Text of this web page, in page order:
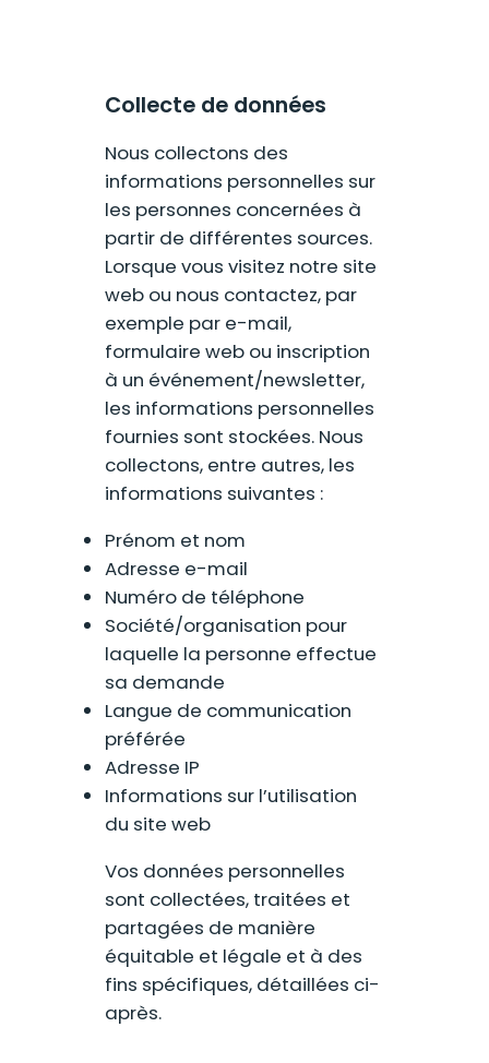
Collecte de données
Nous collectons des
informations personnelles sur
les personnes concernées à
partir de différentes sources.
Lorsque vous visitez notre site
web ou nous contactez, par
exemple par e-mail,
formulaire web ou inscription
à un événement/newsletter,
les informations personnelles
fournies sont stockées. Nous
collectons, entre autres, les
informations suivantes :
Prénom et nom
Adresse e-mail
Numéro de téléphone
Société/organisation pour
laquelle la personne effectue
sa demande
Langue de communication
préférée
Adresse IP
Informations sur l’utilisation
du site web
Vos données personnelles
sont collectées, traitées et
partagées de manière
équitable et légale et à des
fins spécifiques, détaillées ci-
après.